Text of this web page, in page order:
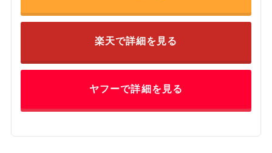
楽天で詳細を見る
ヤフーで詳細を見る